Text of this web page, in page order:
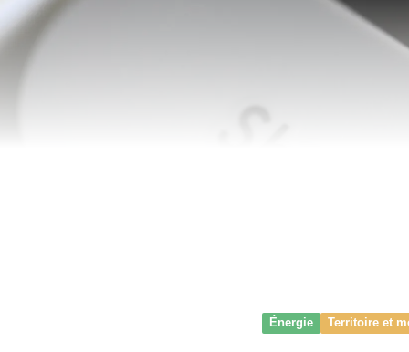
Énergie Territoire et